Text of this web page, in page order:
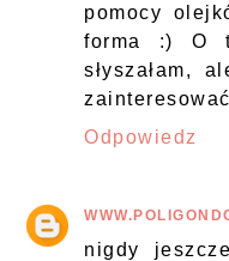
pomocy
forma :) O
słyszałam,
Odpowiedz
nigdy